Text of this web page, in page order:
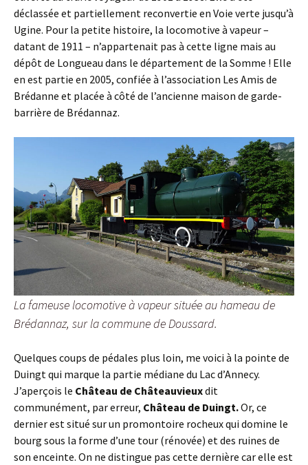
déclassée et partiellement reconvertie en Voie verte jusqu’à
Ugine. Pour la petite histoire, la locomotive à vapeur –
datant de 1911 – n’appartenait pas à cette ligne mais au
dépôt de Longueau dans le département de la Somme ! Elle
en est partie en 2005, confiée à l’association Les Amis de
Brédanne et placée à côté de l’ancienne maison de garde-
barrière de Brédannaz.
La fameuse locomotive à vapeur située au hameau de
Brédannaz, sur la commune de Doussard.
Quelques coups de pédales plus loin, me voici à la pointe de
Duingt qui marque la partie médiane du Lac d’Annecy.
J’aperçois le Château de Châteauvieuxdit
communément, par erreur, Château de Duingt.Or, ce
dernier est situé sur un promontoire rocheux qui domine le
bourg sous la forme d’une tour (rénovée) et des ruines de
son enceinte. On ne distingue pas cette dernière car elle est